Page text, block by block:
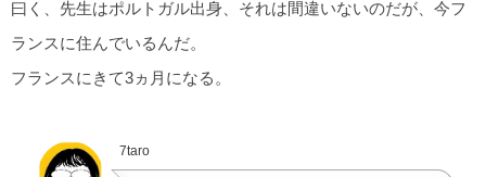
曰く、先生はポルトガル出身、それは間違いないのだが、今フ
ランスに住んでいるんだ。
フランスにきて3ヵ月になる。
7taro